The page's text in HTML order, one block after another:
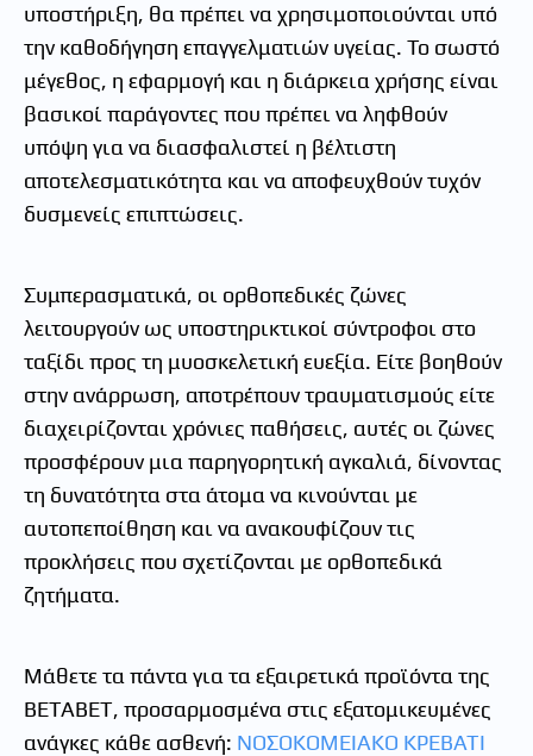
υποστήριξη, θα πρέπει να χρησιμοποιούνται υπό
την καθοδήγηση επαγγελματιών υγείας. Το σωστό
μέγεθος, η εφαρμογή και η διάρκεια χρήσης είναι
βασικοί παράγοντες που πρέπει να ληφθούν
υπόψη για να διασφαλιστεί η βέλτιστη
αποτελεσματικότητα και να αποφευχθούν τυχόν
δυσμενείς επιπτώσεις.
Συμπερασματικά, οι ορθοπεδικές ζώνες
λειτουργούν ως υποστηρικτικοί σύντροφοι στο
ταξίδι προς τη μυοσκελετική ευεξία. Είτε βοηθούν
στην ανάρρωση, αποτρέπουν τραυματισμούς είτε
διαχειρίζονται χρόνιες παθήσεις, αυτές οι ζώνες
προσφέρουν μια παρηγορητική αγκαλιά, δίνοντας
τη δυνατότητα στα άτομα να κινούνται με
αυτοπεποίθηση και να ανακουφίζουν τις
προκλήσεις που σχετίζονται με ορθοπεδικά
ζητήματα.
Μάθετε τα πάντα για τα εξαιρετικά προϊόντα της
ΒΕΤΑΒΕΤ, προσαρμοσμένα στις εξατομικευμένες
ανάγκες κάθε ασθενή: ΝΟΣΟΚΟΜΕΙΑΚΟ ΚΡΕΒΑΤΙ